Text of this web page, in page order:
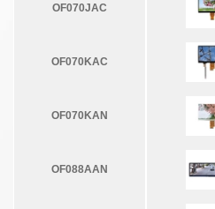
OF070JAC
OF070KAC
OF070KAN
OF088AAN